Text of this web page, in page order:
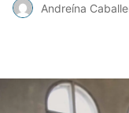
Andreína